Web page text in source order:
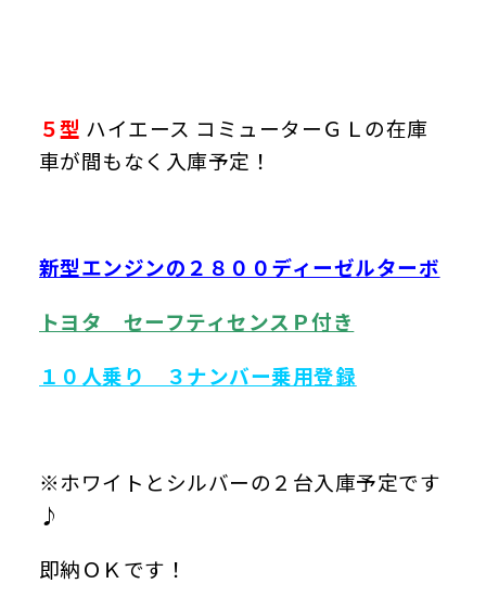
５型 ハイエース コミューターＧＬの在庫
車が間もなく入庫予定！
新型エンジンの２８００ディーゼルターボ
トヨタ セーフティセンスＰ付き
１０人乗り ３ナンバー乗用登録
※ホワイトとシルバーの２台入庫予定です
♪
即納ＯＫです！